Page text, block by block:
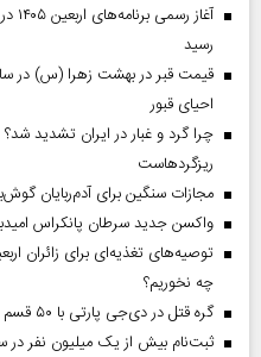
رسید
احیای قبور
چرا گرد و غبار در ایران تشدید شد؟
ریزگردهاست
مجازات سنگین برای آدم‌ربایان
واکسن جدید سرطان پانکراس
چه نخوریم؟
گره قتل در دی‌جی پارتی با ۵۰ قسم باز می‌شود
ثبت‌نام بیش از یک میلیون نفر در